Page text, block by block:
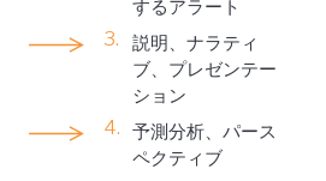
するアラート
説明、ナラティ
ブ、プレゼンテー
ション
予測分析、パース
ペクティブ